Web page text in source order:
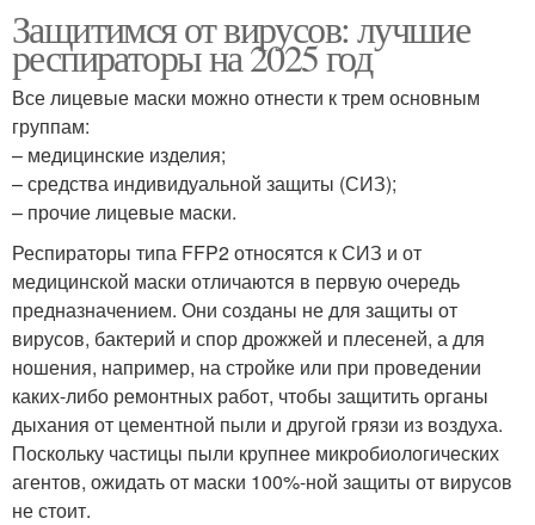
Защитимся от вирусов: лучшие
респираторы на 2025 год
Все лицевые маски можно отнести к трем основным
группам:
– медицинские изделия;
– средства индивидуальной защиты (СИЗ);
– прочие лицевые маски.
Респираторы типа FFP2 относятся к СИЗ и от
медицинской маски отличаются в первую очередь
предназначением. Они созданы не для защиты от
вирусов, бактерий и спор дрожжей и плесеней, а для
ношения, например, на стройке или при проведении
каких-либо ремонтных работ, чтобы защитить органы
дыхания от цементной пыли и другой грязи из воздуха.
Поскольку частицы пыли крупнее микробиологических
агентов, ожидать от маски 100%-ной защиты от вирусов
не стоит.